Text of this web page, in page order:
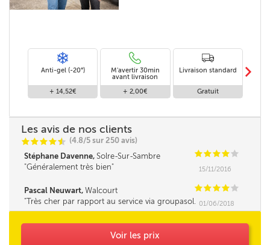
Anti-gel (-20°)
+ 14,52€
M'avertir 30min
avant livraison
+ 2,00€
Livraison standard
Gratuit
m
Les avis de nos clients
CCCCi
@ (4.8/5 sur 250 avis)
Stéphane Davenne, Solre-Sur-Sambre CCCC C
Généralement très bien
15/11/2016
Pascal Neuwart, Walcourt CCCC C
Très cher par rapport au service via groupasol.
Seul le délai m'a obligé à commander là. Je m'y
la qualité du service mais chacun agit de la
01/06/2018
Voir les prix